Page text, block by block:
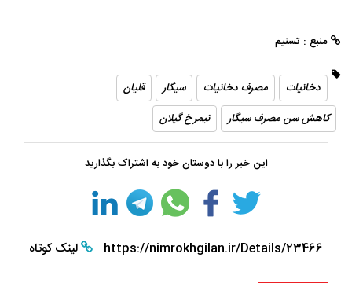
منبع : تسنیم
دخانیات مصرف دخانیات سیگار
قلیان
کاهش سن مصرف سیگار
نیمرخ گیلان
این خبر را با دوستان خود به اشتراک بگذارید
https://nimrokhgilan.ir/Details/23466 لینک کوتاه